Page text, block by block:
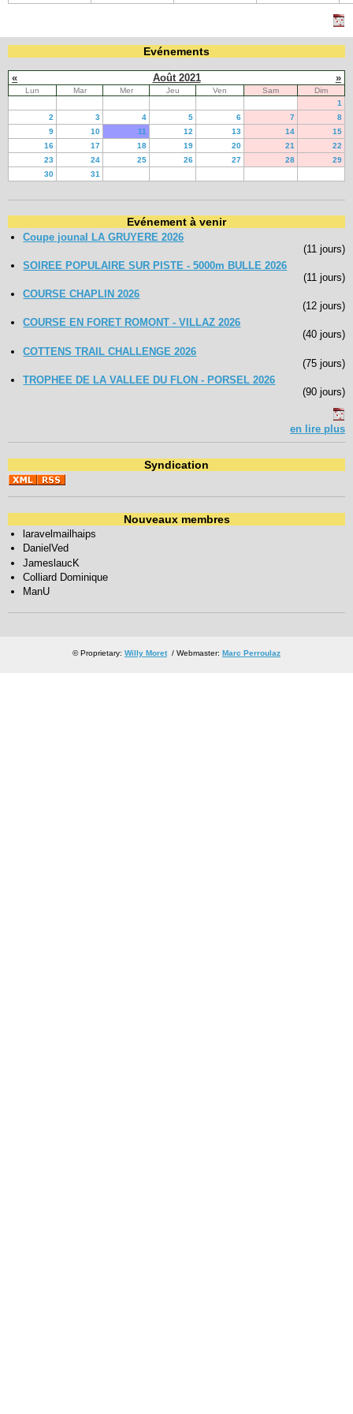
Evénements
« Août 2021 »
Lun Mar Mer Jeu Ven Sam
Dim
1
2
3 4 5 6 7
8
9
10 11 12 13 14
15
16
17 18 19 20 21
22
23
24 25 26 27 28
29
30
31
Evénement à venir
Coupe jounal LA GRUYERE 2026
(11 jours)
SOIREE POPULAIRE SUR PISTE - 5000m BULLE 2026
(11 jours)
COURSE CHAPLIN 2026
(12 jours)
COURSE EN FORET ROMONT - VILLAZ 2026
(40 jours)
COTTENS TRAIL CHALLENGE 2026
(75 jours)
TROPHEE DE LA VALLEE DU FLON - PORSEL 2026
(90 jours)
en lire plus
Syndication
Nouveaux membres
laravelmailhaips
DanielVed
JameslaucK
Colliard Dominique
ManU
© Proprietary: Willy Moret/ Webmaster: Marc Perroulaz